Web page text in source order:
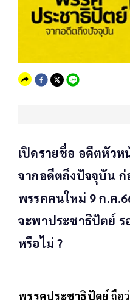
เปิดรายชื่อ อดีตหัว
จากอดีตถึงปัจจุบัน
พรรคคนใหม่ 9 ก.ค
จะพาประชาธิปัตย์
หรือไม่ ?
พรรคประชาธิปัตย์ ถือ